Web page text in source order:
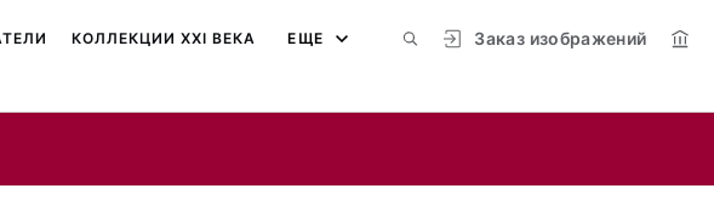
Заказ изображений
КОЛЛЕКЦИИ XXI ВЕКА ЕЩЕ